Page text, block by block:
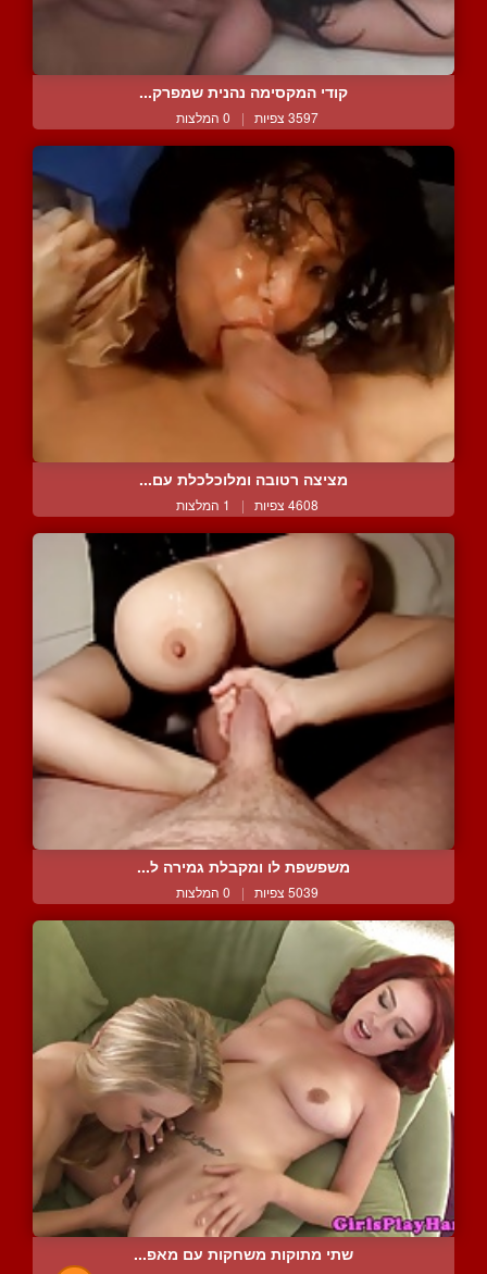
קודי המקסימה נהנית שמפרק...
3597 צפיות | 0 המלצות
מציצה רטובה ומלוכלכלת עם...
4608 צפיות | 1 המלצות
משפשפת לו ומקבלת גמירה ל...
5039 צפיות | 0 המלצות
שתי מתוקות משחקות עם מאפ...